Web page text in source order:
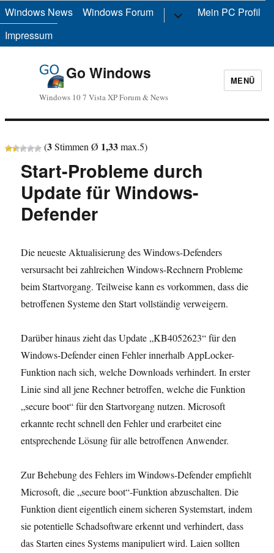
Windows News Windows Forum Untermenü
anzeigen
Mein PC Profil
Impressum
Go Windows
Windows 10 7 Vista XP Forum & News
MENÜ
(3Stimmen Ø 1,33max.5)
Start-Probleme durch
Update für Windows-
Defender
Die neueste Aktualisierung des Windows-Defenders
versursacht bei zahlreichen Windows-Rechnern Probleme
beim Startvorgang. Teilweise kann es vorkommen, dass die
betroffenen Systeme den Start vollständig verweigern.
Darüber hinaus zieht das Update „KB4052623“ für den
Windows-Defender einen Fehler innerhalb AppLocker-
Funktion nach sich, welche Downloads verhindert. In erster
Linie sind all jene Rechner betroffen, welche die Funktion
„secure boot“ für den Startvorgang nutzen. Microsoft
erkannte recht schnell den Fehler und erarbeitet eine
entsprechende Lösung für alle betroffenen Anwender.
Zur Behebung des Fehlers im Windows-Defender empfiehlt
Microsoft, die „secure boot“-Funktion abzuschalten. Die
Funktion dient eigentlich einem sicheren Systemstart, indem
sie potentielle Schadsoftware erkennt und verhindert, dass
das Starten eines Systems manipuliert wird. Laien sollten